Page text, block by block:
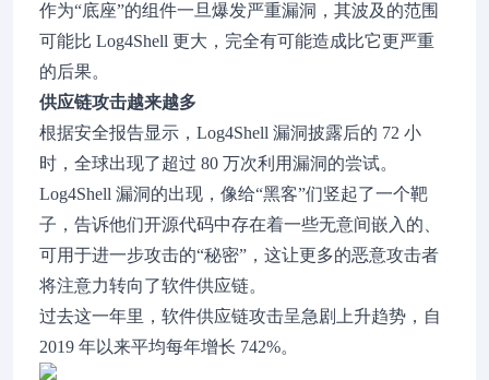
作为“底座”的组件一旦爆发严重漏洞，其波及的范围
可能比 Log4Shell 更大，完全有可能造成比它更严重
的后果。
供应链攻击越来越多
根据安全报告显示，Log4Shell 漏洞披露后的 72 小
时，全球出现了超过 80 万次利用漏洞的尝试。
Log4Shell 漏洞的出现，像给“黑客”们竖起了一个靶
子，告诉他们开源代码中存在着一些无意间嵌入的、
可用于进一步攻击的“秘密”，这让更多的恶意攻击者
将注意力转向了软件供应链。
过去这一年里，软件供应链攻击呈急剧上升趋势，自
2019 年以来平均每年增长 742%。